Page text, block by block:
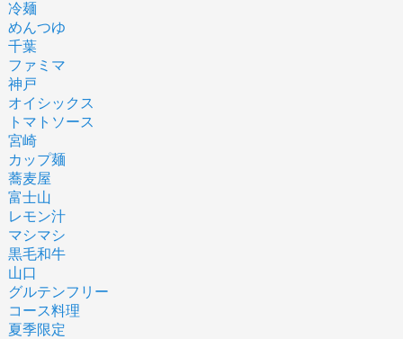
冷麺
めんつゆ
千葉
ファミマ
神戸
オイシックス
トマトソース
宮崎
カップ麺
蕎麦屋
富士山
レモン汁
マシマシ
黒毛和牛
山口
グルテンフリー
コース料理
夏季限定